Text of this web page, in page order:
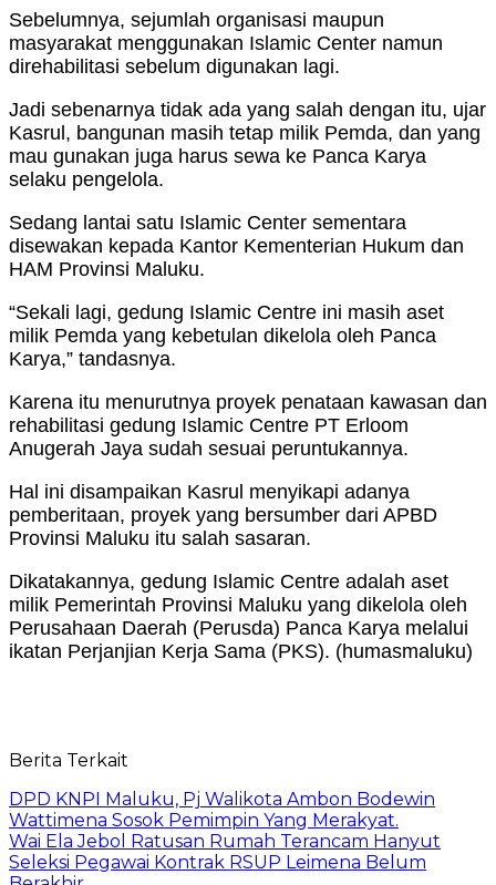
Sebelumnya, sejumlah organisasi maupun
masyarakat menggunakan Islamic Center namun
direhabilitasi sebelum digunakan lagi.
Jadi sebenarnya tidak ada yang salah dengan itu, ujar
Kasrul, bangunan masih tetap milik Pemda, dan yang
mau gunakan juga harus sewa ke Panca Karya
selaku pengelola.
Sedang lantai satu Islamic Center sementara
disewakan kepada Kantor Kementerian Hukum dan
HAM Provinsi Maluku.
“Sekali lagi, gedung Islamic Centre ini masih aset
milik Pemda yang kebetulan dikelola oleh Panca
Karya,” tandasnya.
Karena itu menurutnya proyek penataan kawasan dan
rehabilitasi gedung Islamic Centre PT Erloom
Anugerah Jaya sudah sesuai peruntukannya.
Hal ini disampaikan Kasrul menyikapi adanya
pemberitaan, proyek yang bersumber dari APBD
Provinsi Maluku itu salah sasaran.
Dikatakannya, gedung Islamic Centre adalah aset
milik Pemerintah Provinsi Maluku yang dikelola oleh
Perusahaan Daerah (Perusda) Panca Karya melalui
ikatan Perjanjian Kerja Sama (PKS). (humasmaluku)
Berita Terkait
DPD KNPI Maluku, Pj Walikota Ambon Bodewin
Wattimena Sosok Pemimpin Yang Merakyat.
Wai Ela Jebol Ratusan Rumah Terancam Hanyut
Seleksi Pegawai Kontrak RSUP Leimena Belum